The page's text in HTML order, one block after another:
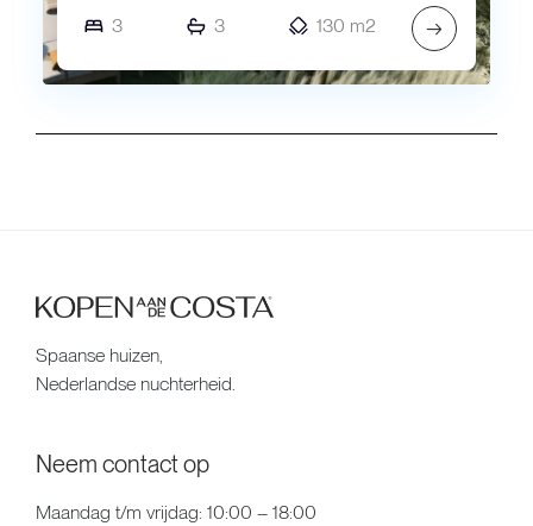
3
3 130 m2 →
Spaanse huizen,
Nederlandse nuchterheid.
Neem contact op
Maandag t/m vrijdag: 10:00 – 18:00